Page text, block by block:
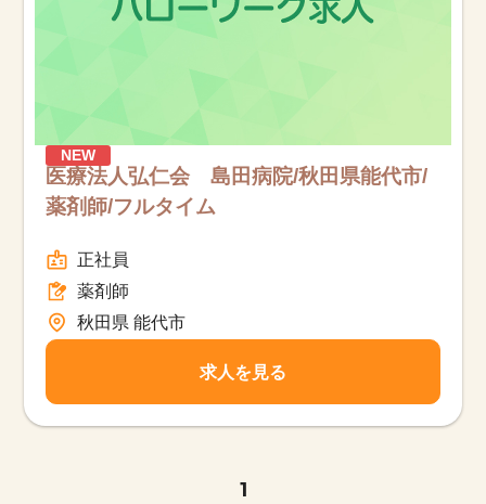
人材をお探しの医療機関・企業様
運営会社
NEW
医療法人弘仁会 島田病院/秋田県能代市/
薬剤師/フルタイム
正社員
薬剤師
秋田県 能代市
求人を見る
1